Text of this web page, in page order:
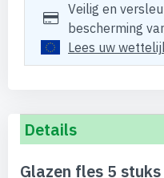
Veilig en
bescherming
Lees uw
Details
Glazen fles 5